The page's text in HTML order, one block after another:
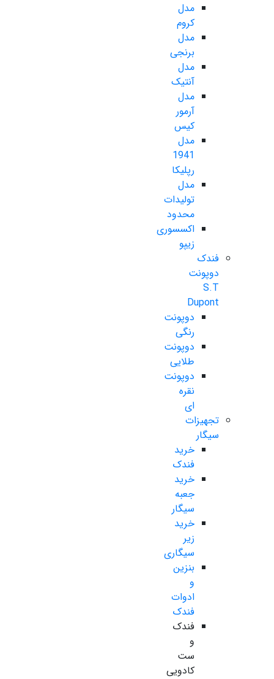
مدل
کروم
مدل
برنجی
مدل
آنتیک
مدل
آرمور
کیس
مدل
1941
رپلیکا
مدل
تولیدات
محدود
اکسسوری
زیپو
فندک
دوپونت
S.T
Dupont
دوپونت
رنگی
دوپونت
طلایی
دوپونت
نقره
ای
تجهیزات
سیگار
خرید
فندک
خرید
جعبه
سیگار
خرید
زیر
سیگاری
بنزین
و
ادوات
فندک
فندک
و
ست
کادویی